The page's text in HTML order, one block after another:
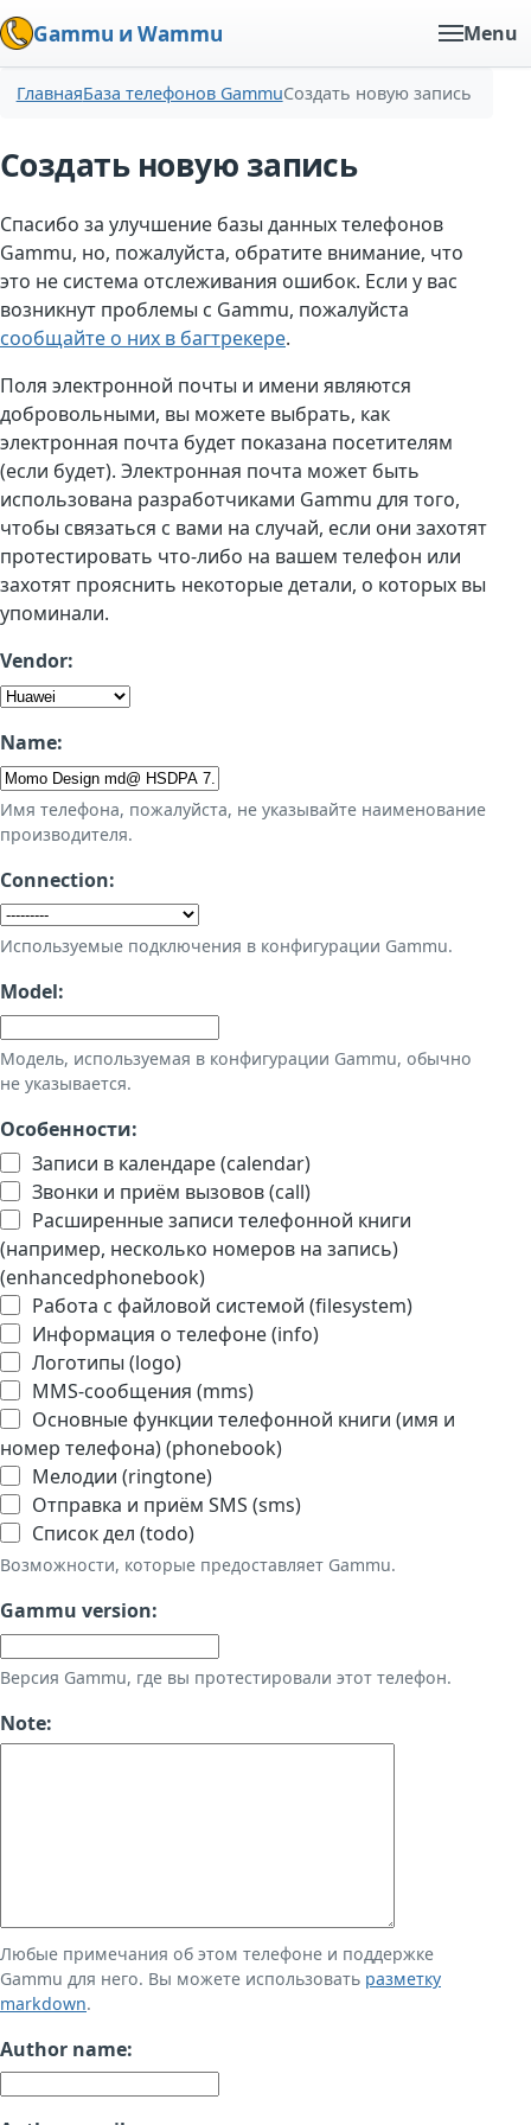
Gammu и Wammu Menu
ГлавнаяБаза телефонов GammuСоздать новую запись
Создать новую запись
Спасибо за улучшение базы данных телефонов
Gammu, но, пожалуйста, обратите внимание, что
это не система отслеживания ошибок. Если у вас
возникнут проблемы с Gammu, пожалуйста
сообщайте о них в багтрекере.
Поля электронной почты и имени являются
добровольными, вы можете выбрать, как
электронная почта будет показана посетителям
(если будет). Электронная почта может быть
использована разработчиками Gammu для того,
чтобы связаться с вами на случай, если они захотят
протестировать что-либо на вашем телефон или
захотят прояснить некоторые детали, о которых вы
упоминали.
Vendor:
Name:
Имя телефона, пожалуйста, не указывайте наименование
производителя.
Connection:
Используемые подключения в конфигурации Gammu.
Model:
Модель, используемая в конфигурации Gammu, обычно
не указывается.
Особенности:
Записи в календаре (calendar)
Звонки и приём вызовов (call)
Расширенные записи телефонной книги
(например, несколько номеров на запись)
(enhancedphonebook)
Работа с файловой системой (filesystem)
Информация о телефоне (info)
Логотипы (logo)
MMS-сообщения (mms)
Основные функции телефонной книги (имя и
номер телефона) (phonebook)
Мелодии (ringtone)
Отправка и приём SMS (sms)
Список дел (todo)
Возможности, которые предоставляет Gammu.
Gammu version:
Версия Gammu, где вы протестировали этот телефон.
Note:
Любые примечания об этом телефоне и поддержке
Gammu для него. Вы можете использовать разметку
markdown.
Author name: